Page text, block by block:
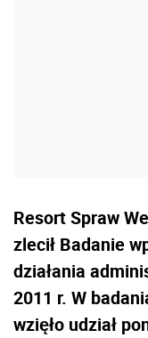
Resort Spraw
zlecił Badanie
działania
2011 r. W
wzięło udział